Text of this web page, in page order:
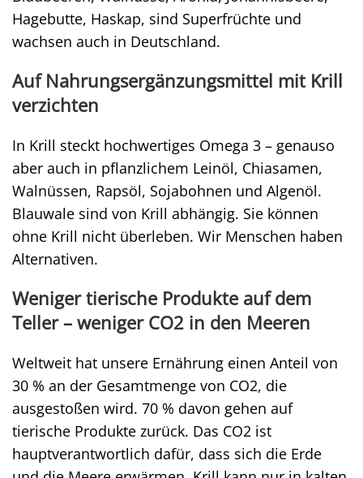
Hagebutte, Haskap, sind Superfrüchte und
wachsen auch in Deutschland.
Auf Nahrungsergänzungsmittel mit Krill
verzichten
In Krill steckt hochwertiges Omega 3 – genauso
aber auch in pflanzlichem Leinöl, Chiasamen,
Walnüssen, Rapsöl, Sojabohnen und Algenöl.
Blauwale sind von Krill abhängig. Sie können
ohne Krill nicht überleben. Wir Menschen haben
Alternativen.
Weniger tierische Produkte auf dem
Teller – weniger CO2 in den Meeren
Weltweit hat unsere Ernährung einen Anteil von
30 % an der Gesamtmenge von CO2, die
ausgestoßen wird. 70 % davon gehen auf
tierische Produkte zurück. Das CO2 ist
hauptverantwortlich dafür, dass sich die Erde